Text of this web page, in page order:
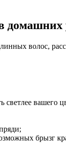
волос,
вашего
брызг